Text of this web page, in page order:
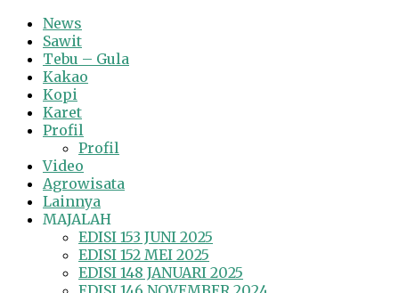
News
Sawit
Tebu – Gula
Kakao
Kopi
Karet
Profil
Profil
Video
Agrowisata
Lainnya
MAJALAH
EDISI 153 JUNI 2025
EDISI 152 MEI 2025
EDISI 148 JANUARI 2025